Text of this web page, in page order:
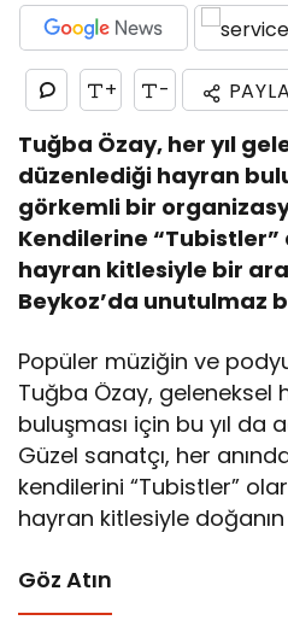
+ -
Tuğba Özay, her yıl
düzenlediği hayran
görkemli bir
Kendilerine “Tubistler”
hayran kitlesiyle bir
Beykoz’da unutulmaz
Popüler müziğin ve
Tuğba Özay, geleneksel
buluşması için bu yıl da
Güzel sanatçı, her
kendilerini “Tubistler”
hayran kitlesiyle
Göz Atın